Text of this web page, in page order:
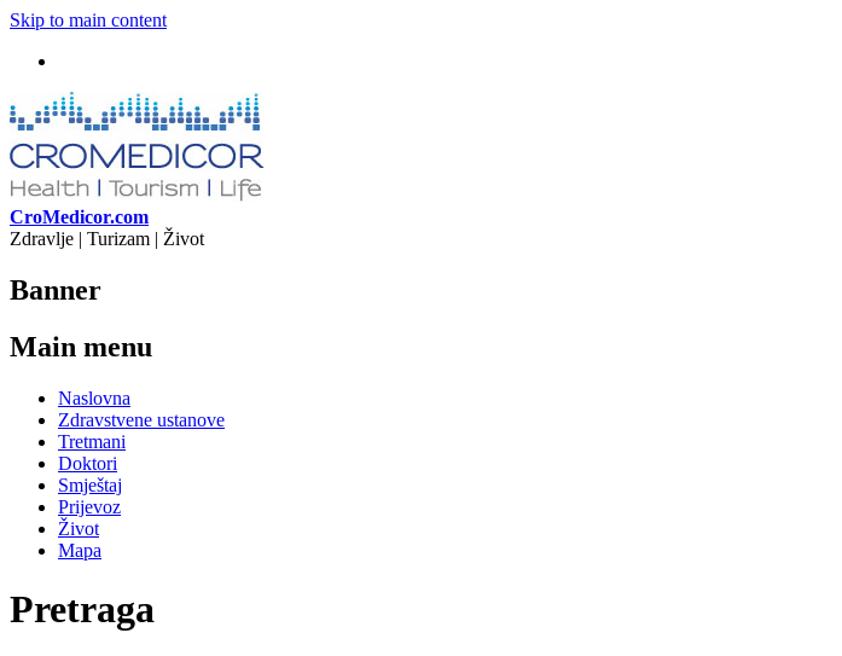
Skip to main content
CroMedicor.com
Zdravlje | Turizam | Život
Banner
Main menu
Naslovna
Zdravstvene ustanove
Tretmani
Doktori
Smještaj
Prijevoz
Život
Mapa
Pretraga